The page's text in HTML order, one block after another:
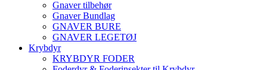
Gnaver tilbehør
Gnaver Bundlag
GNAVER BURE
GNAVER LEGETØJ
Krybdyr
KRYBDYR FODER